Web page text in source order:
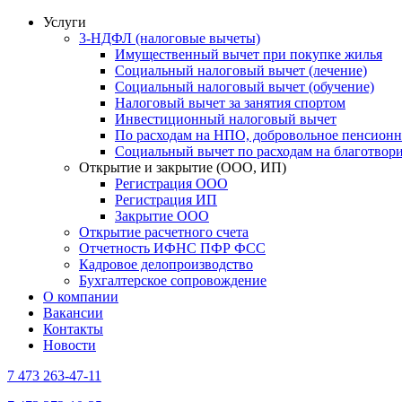
Услуги
3-НДФЛ (налоговые вычеты)
Имущественный вычет при покупке жилья
Социальный налоговый вычет (лечение)
Социальный налоговый вычет (обучение)
Налоговый вычет за занятия спортом
Инвестиционный налоговый вычет
По расходам на НПО, добровольное
Социальный вычет по расходам на
Открытие и закрытие (ООО, ИП)
Регистрация ООО
Регистрация ИП
Закрытие ООО
Открытие расчетного счета
Отчетность ИФНС ПФР ФСС
Кадровое делопроизводство
Бухгалтерское сопровождение
О компании
Вакансии
Контакты
Новости
7 473 263-47-11